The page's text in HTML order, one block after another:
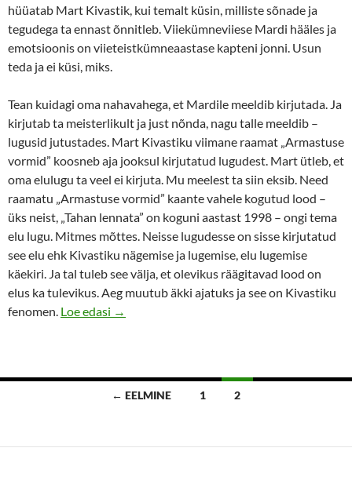
hüüatab Mart Kivastik, kui temalt küsin, milliste sõnade ja
tegudega ta ennast õnnitleb. Viiekümneviiese Mardi hääles ja
emotsioonis on viieteistkümneaastase kapteni jonni. Usun
teda ja ei küsi, miks.
Tean kuidagi oma nahavahega, et Mardile meeldib kirjutada. Ja
kirjutab ta meisterlikult ja just nõnda, nagu talle meeldib –
lugusid jutustades. Mart Kivastiku viimane raamat „Armastuse
vormid” koosneb aja jooksul kirjutatud lugudest. Mart ütleb, et
oma elulugu ta veel ei kirjuta. Mu meelest ta siin eksib. Need
raamatu „Armastuse vormid” kaante vahele kogutud lood –
üks neist, „Tahan lennata” on koguni aastast 1998 – ongi tema
elu lugu. Mitmes mõttes. Neisse lugudesse on sisse kirjutatud
see elu ehk Kivastiku nägemise ja lugemise, elu lugemise
käekiri. Ja tal tuleb see välja, et olevikus räägitavad lood on
elus ka tulevikus. Aeg muutub äkki ajatuks ja see on Kivastiku
fenomen. Loe edasi Vana musketäri armastuse vormid
→
← EELMINE 1 2